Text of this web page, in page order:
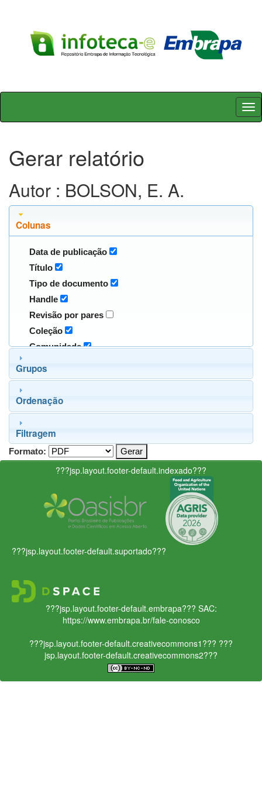
Skip
Gerar relatório
Autor : BOLSON, E. A.
Colunas
Data de publicação
Título
Tipo de documento
Handle
Revisão por pares
Coleção
Comunidade
Grupos
Ordenação
Filtragem
Formato:
???jsp.layout.footer-default.indexado???
???jsp.layout.footer-default.suportado???
???jsp.layout.footer-default.embrapa??? SAC:
https://www.embrapa.br/fale-conosco
???jsp.layout.footer-default.creativecommons1??? ???
jsp.layout.footer-default.creativecommons2???